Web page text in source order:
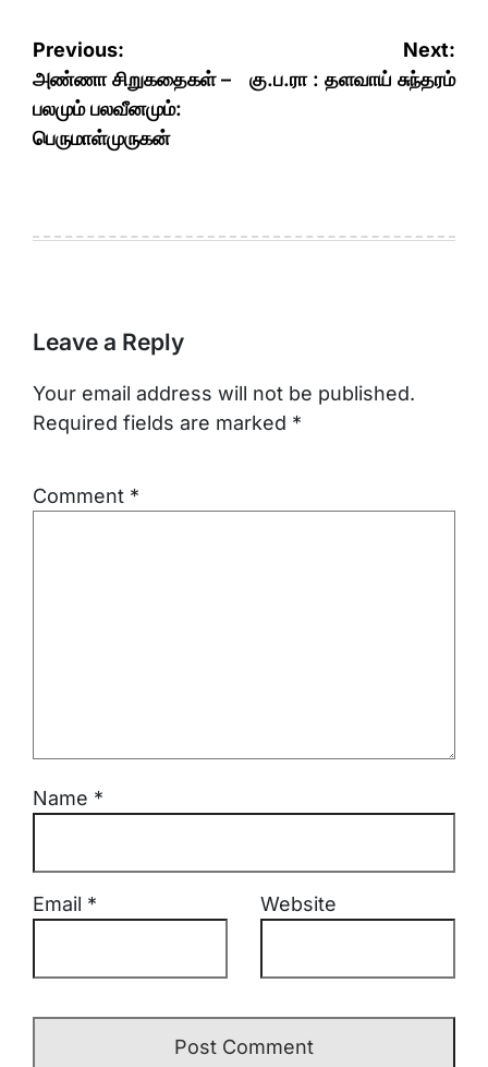
Post
navigation
Previous:
அண்ணா சிறுகதைகள் –
பலமும் பலவீனமும்:
பெருமாள்முருகன்
Next:
கு.ப.ரா : தளவாய் சுந்தரம்
Leave a Reply
Your email address will not be published.
Required fields are marked *
Comment *
Name *
Email * Website